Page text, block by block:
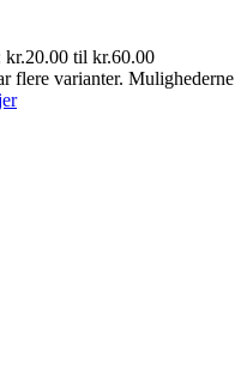
kr.20.00 til kr.60.00
flere varianter. Mulighederne